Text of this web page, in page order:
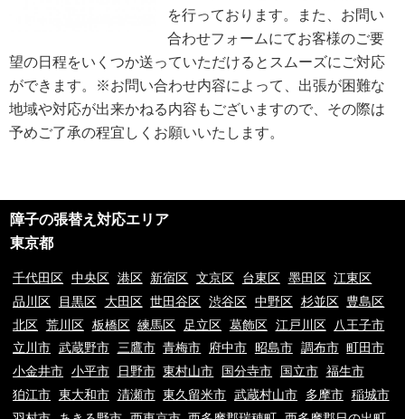
お問い合わせ電話番号：お客様（ご注文後）から問い合わせ等があった場合
は、遅滞なく電話番号の開示を行います。
※業務の性質上、サイトに掲載はしておりません。
※以上の方針を改定することがあります。その場合、すべての改定は当ウェ
ブページにて通知致します。
ご利用規約
①ご訪問予約後のご訪問前のキャンセルは、キャンセル料5,500円(税込)を
③荒天（大雨・大雪・強風など）の場合は、作業日を変更させていただく場
合もございます。あらかじめご了承下さい。
下見をさせて頂くにあたり下見料として5,500円(税込)を申し受けます。
す。また下見にお伺いした作業員が承ることが出来ない作業内容と判断した
場合も、5,500円(税込)を申し受けます。
⑥料金提示について、お電話やメッセージでのご案内の料金と現場を拝見さ
ムは一切お受け付けておりません。※現場の環境やお客様のご依頼内容によ
って料金が変動するため
⑦9時00分～20時00分以外の出張をご希望の場合は特別出張料がかかりま
を行っております。また、お問い
合わせフォームにてお客様のご要
望の日程をいくつか送っていただけるとスムーズにご対応
ができます。※お問い合わせ内容によって、出張が困難な
地域や対応が出来かねる内容もございますので、その際は
予めご了承の程宜しくお願いいたします。
障子の張替え対応エリア
東京都
千代田区 中央区 港区 新宿区 文京区 台東区 墨田区 江東区
品川区
目黒区 大田区 世田谷区 渋谷区 中野区 杉並区 豊島区
北区 荒川区 板橋区 練馬区 足立区 葛飾区 江戸川区
八王子市
立川市 武蔵野市 三鷹市 青梅市 府中市 昭島市 調布市 町田市
小金井市 小平市 日野市 東村山市 国分寺市 国立市 福生市
狛江市 東大和市 清瀬市 東久留米市 武蔵村山市 多摩市 稲城市